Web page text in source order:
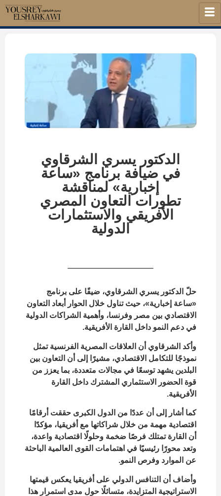
الدكتور يسري الشرقاوي
في ضيافة برنامج «ساعة
إخبارية» لمناقشة
تطورات التعاون المصري
الأفريقي والاستثمارات
الدولية
حلّ الدكتور يسري الشرقاوي، ضيفًا على برنامج
«ساعة إخبارية»، حيث تناول خلال الحوار أبعاد التعاون
الاقتصادي بين مصر وفرنسا، وأهمية الشراكات الدولية
في دعم النمو داخل القارة الأفريقية.
وأكد الشرقاوي أن العلاقات المصرية الفرنسية تمثل
نموذجًا للتكامل الاقتصادي، مشيرًا إلى أن التعاون بين
البلدين يشهد توسعًا في مجالات متعددة، بما يعزز من
قوة الحضور الاستثماري المشترك داخل القارة
الأفريقية.
كما أشار إلى أن عددًا من الدول الكبرى حققت أرقامًا
اقتصادية مهمة من خلال شراكاتها مع أفريقيا، مؤكدًا
أن القارة تمتلك فرصًا ضخمة وحلولًا اقتصادية واعدة،
وتعد محورًا رئيسيًا في اهتمامات القوى العالمية الباحثة
عن الموارد وفرص النمو.
وأضاف أن التنافس الدولي على أفريقيا يعكس قيمتها
الاستراتيجية المتزايدة، متسائلًا حول مدى استمرار هذا